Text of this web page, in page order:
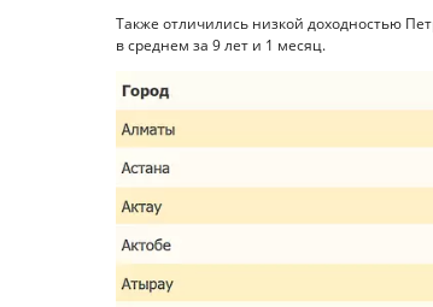
Также отличились низкой доходностью
в среднем за 9 лет и 1 месяц.